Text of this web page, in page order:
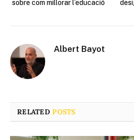
sobre com millorar l’educació
Albert Bayot
RELATEDPOSTS